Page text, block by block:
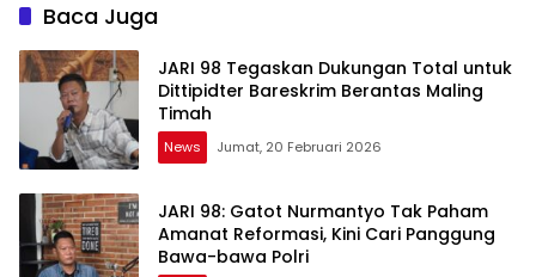
Baca Juga
JARI 98 Tegaskan Dukungan Total untuk
Dittipidter Bareskrim Berantas Maling
Timah
News Jumat, 20 Februari 2026
JARI 98: Gatot Nurmantyo Tak Paham
Amanat Reformasi, Kini Cari Panggung
Bawa-bawa Polri